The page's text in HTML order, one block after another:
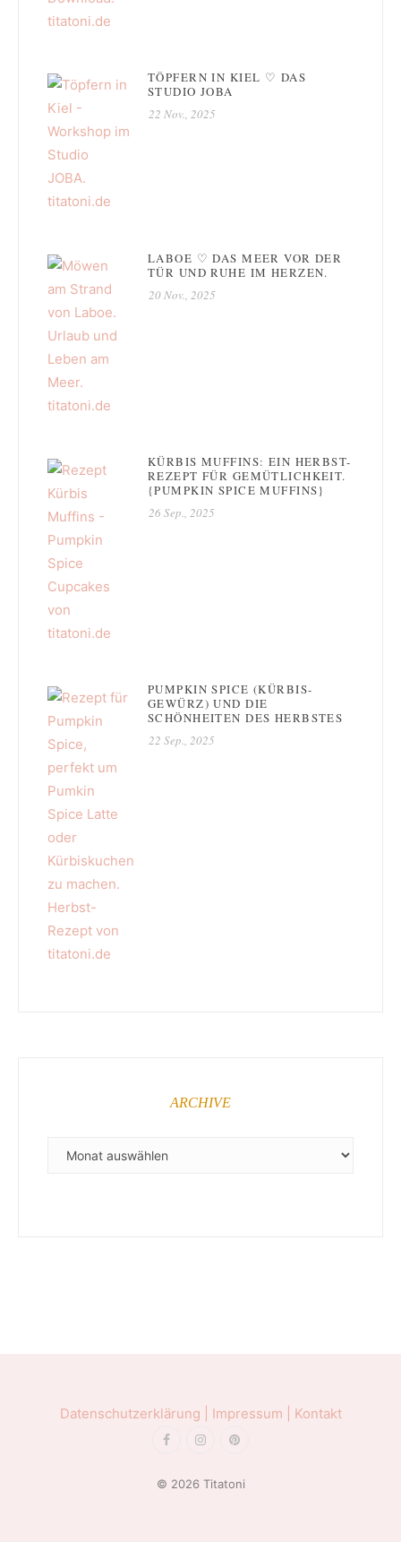
TÖPFERN IN KIEL ♡ DAS
STUDIO JOBA
22 Nov., 2025
LABOE ♡ DAS MEER VOR DER
TÜR UND RUHE IM HERZEN.
20 Nov., 2025
KÜRBIS MUFFINS: EIN HERBST-
REZEPT FÜR GEMÜTLICHKEIT.
{PUMPKIN SPICE MUFFINS}
26 Sep., 2025
PUMPKIN SPICE (KÜRBIS-
GEWÜRZ) UND DIE
SCHÖNHEITEN DES HERBSTES
22 Sep., 2025
ARCHIVE
ARCHIVE
Datenschutzerklärung | Impressum | Kontakt
© 2026 Titatoni